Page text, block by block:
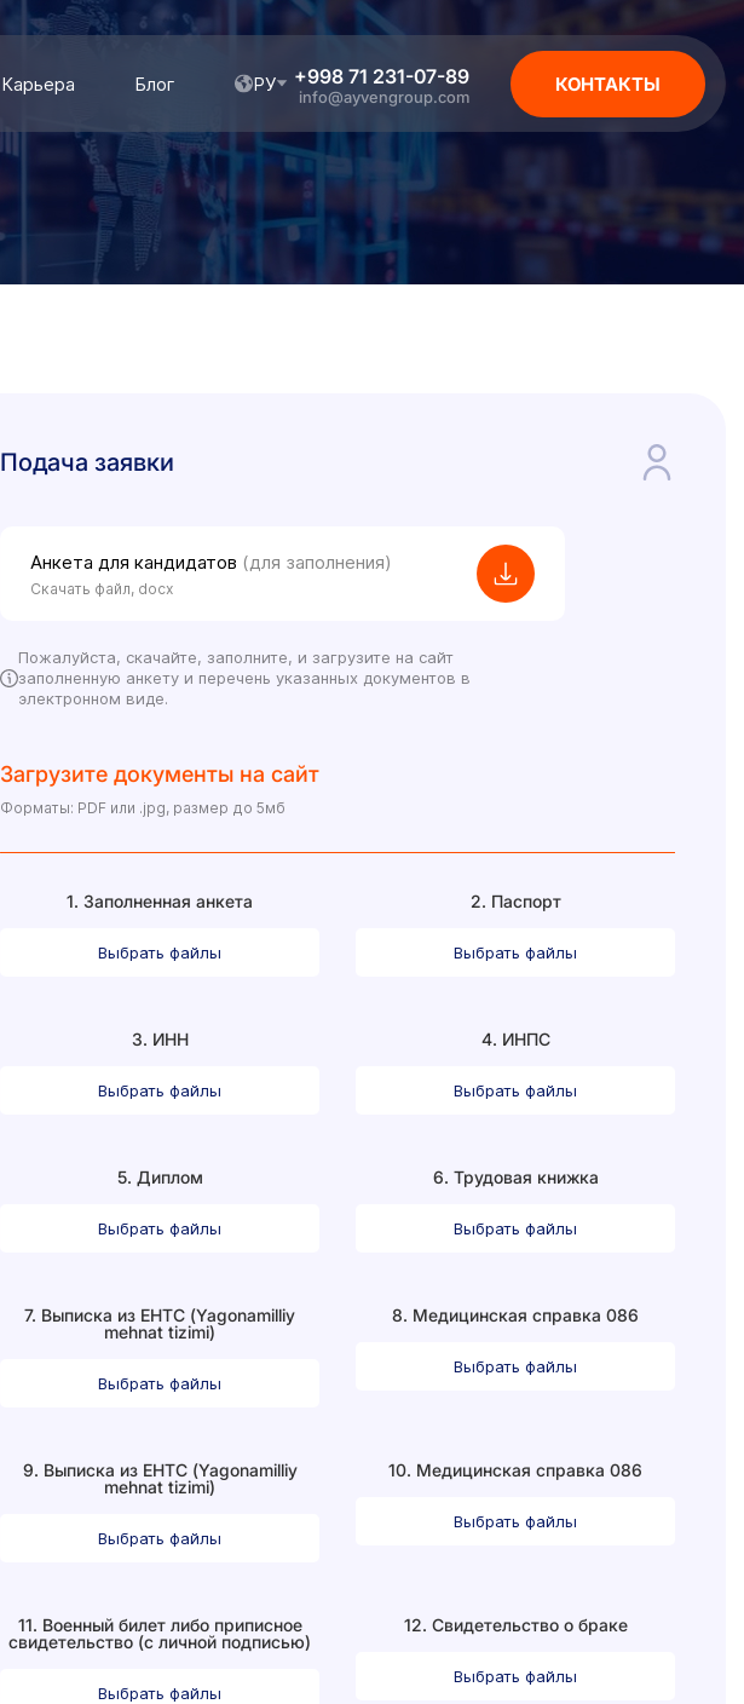
Карьера Блог РУ +998 71 231-07-89
info@ayvengroup.com
КОНТАКТЫ
Подача заявки
Анкета для кандидатов (для заполнения)
Скачать файл, docx
Пожалуйста, скачайте, заполните, и загрузите на сайт
заполненную анкету и перечень указанных документов в
электронном виде.
Загрузите документы на сайт
Форматы: PDF или .jpg, размер до 5мб
1. Заполненная анкета
Выбрать файлы
2. Паспорт
Выбрать файлы
3. ИНН
Выбрать файлы
4. ИНПС
Выбрать файлы
5. Диплом
Выбрать файлы
6. Трудовая книжка
Выбрать файлы
7. Выписка из ЕНТС (Yagonamilliy
mehnat tizimi)
Выбрать файлы
8. Медицинская справка 086
Выбрать файлы
9. Выписка из ЕНТС (Yagonamilliy
mehnat tizimi)
Выбрать файлы
10. Медицинская справка 086
Выбрать файлы
11. Военный билет либо приписное
свидетельство (с личной подписью)
Выбрать файлы
12. Свидетельство о браке
Выбрать файлы